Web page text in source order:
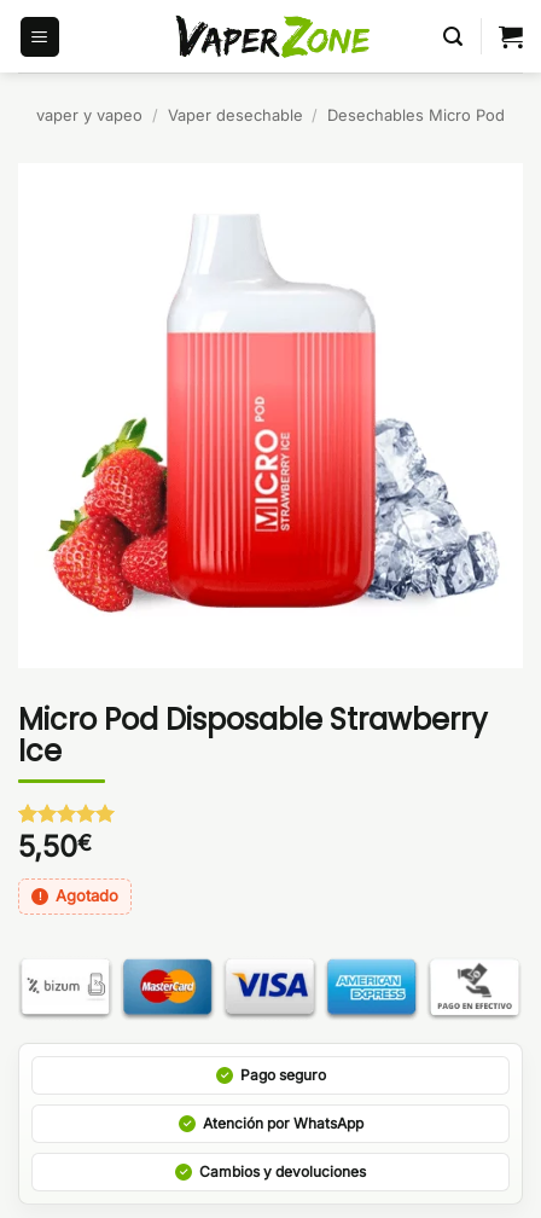
Saltar
contenido
vaper y vapeo / Vaper desechable / Desechables Micro Pod
Micro Pod Disposable Strawberry
Ice
Valorado
con5de 5
en base a
1
valoración
de un
5,50€
Agotado
Pago seguro
Atención por WhatsApp
Cambios y devoluciones